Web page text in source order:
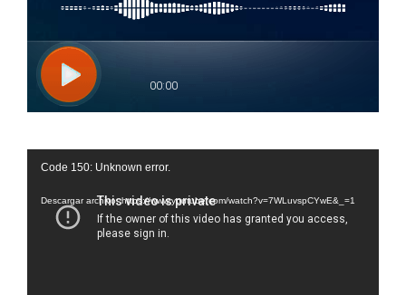
Reproductor
vídeo
Code 150: Unknown error.
Descargar archivo: https://www.youtube.com/watch?v=7WLuvspCYwE&_=1